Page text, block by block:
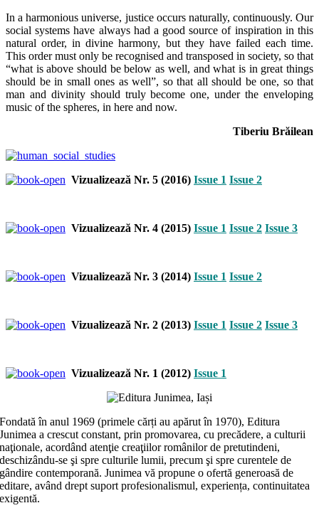
In a harmonious universe, justice occurs naturally, continuously. Our
social systems have always had a good source of inspiration in this
natural order, in divine harmony, but they have failed each time.
This order must only be recognised and transposed in society, so that
“what is above should be below as well, and what is in great things
should be in small ones as well”, so that all should be one, so that
man and divinity should truly become one, under the enveloping
music of the spheres, in here and now.
Tiberiu Brăilean
Vizualizează Nr. 5 (2016) Issue 1 Issue 2
Vizualizează Nr. 4 (2015) Issue 1 Issue 2 Issue 3
Vizualizează Nr. 3 (2014) Issue 1 Issue 2
Vizualizează Nr. 2 (2013) Issue 1 Issue 2 Issue 3
Vizualizează Nr. 1 (2012) Issue 1
Fondată în anul 1969 (primele cărți au apărut în 1970), Editura
Junimea a crescut constant, prin promovarea, cu precădere, a culturii
naţionale, acordând atenţie creaţiilor românilor de pretutindeni,
deschizându-se şi spre culturile lumii, precum şi spre curentele de
gândire contemporană. Junimea vă propune o ofertă generoasă de
editare, având drept suport profesionalismul, experiența, continuitatea
exigentă.